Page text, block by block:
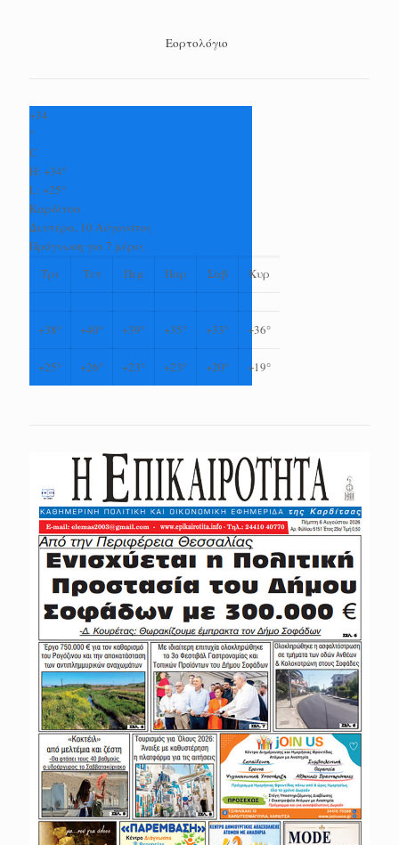
Εορτολόγιο
+34
°
C
H: +34°
L: +25°
Καρδίτσα
Δευτέρα, 10 Αύγουστος
Πρόγνωση για 7 μέρες
Τρι
Τετ Πεμ Παρ Σαβ Κυρ
+38° +40° +39° +35° +33° +36°
+25° +26° +23° +23° +20° +19°